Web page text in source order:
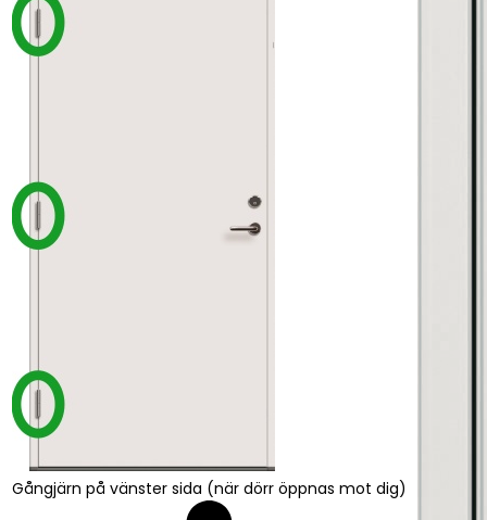
Gångjärn på vänster sida (när dörr öppnas mot dig)